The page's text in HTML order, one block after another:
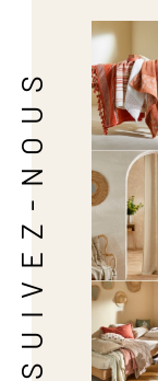
SUIVEZ-NOUS